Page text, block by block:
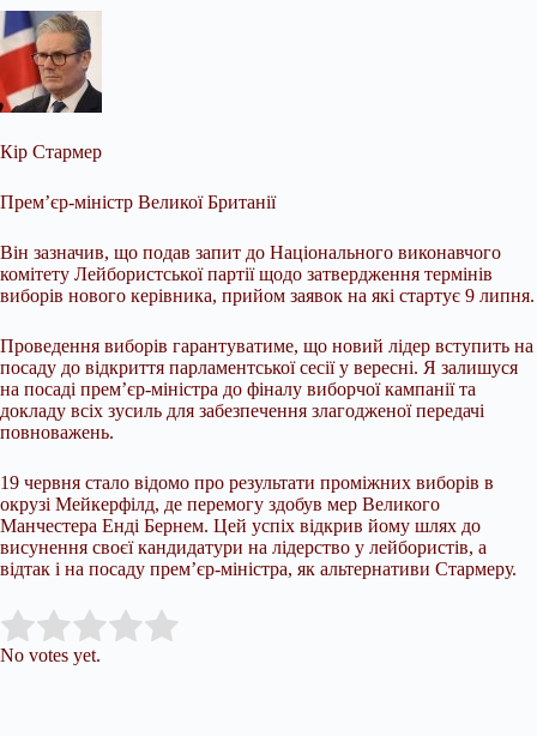
Кір Стармер
Прем’єр-міністр Великої Британії
Він зазначив, що подав запит до Національного виконавчого
комітету Лейбористської партії щодо затвердження термінів
виборів нового керівника, прийом заявок на які стартує 9 липня.
Проведення виборів гарантуватиме, що новий лідер вступить на
посаду до відкриття парламентської сесії у вересні. Я залишуся
на посаді прем’єр-міністра до фіналу виборчої кампанії та
докладу всіх зусиль для забезпечення злагодженої передачі
повноважень.
19 червня стало відомо про результати проміжних виборів в
окрузі Мейкерфілд, де перемогу здобув мер Великого
Манчестера Енді Бернем. Цей успіх відкрив йому шлях до
висунення своєї кандидатури на лідерство у лейбористів, а
відтак і на посаду прем’єр-міністра, як альтернативи Стармеру.
Rate this item:
No votes yet.